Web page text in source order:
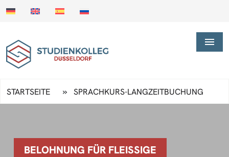
STARTSEITE » SPRACHKURS-LANGZEITBUCHUNG
BELOHNUNG FÜR FLEISSIGE